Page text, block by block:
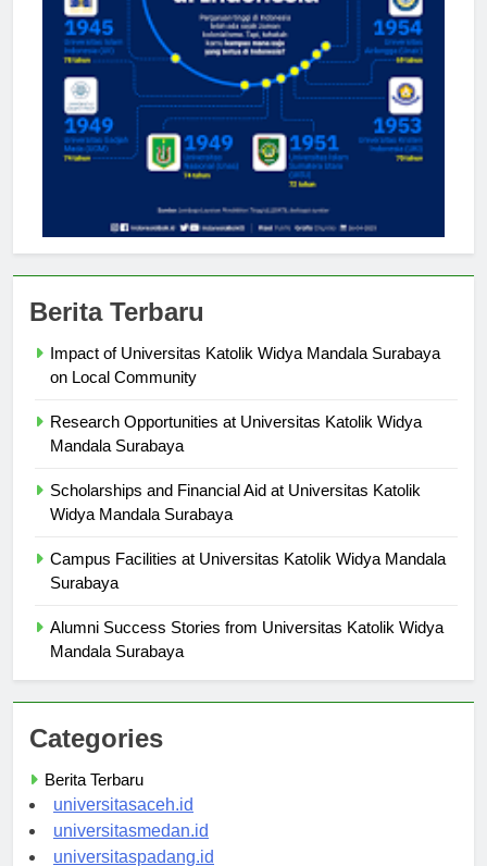
Impact of Universitas Katolik Widya Mandala Surabaya
Research Opportunities at Universitas Katolik Widya
Scholarships and Financial Aid at Universitas Katolik
Campus Facilities at Universitas Katolik Widya Mandala
Alumni Success Stories from Universitas Katolik Widya
Categories
Berita Terbaru
universitasaceh.id
universitasmedan.id